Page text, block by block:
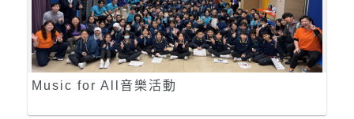
Music for All音樂活動